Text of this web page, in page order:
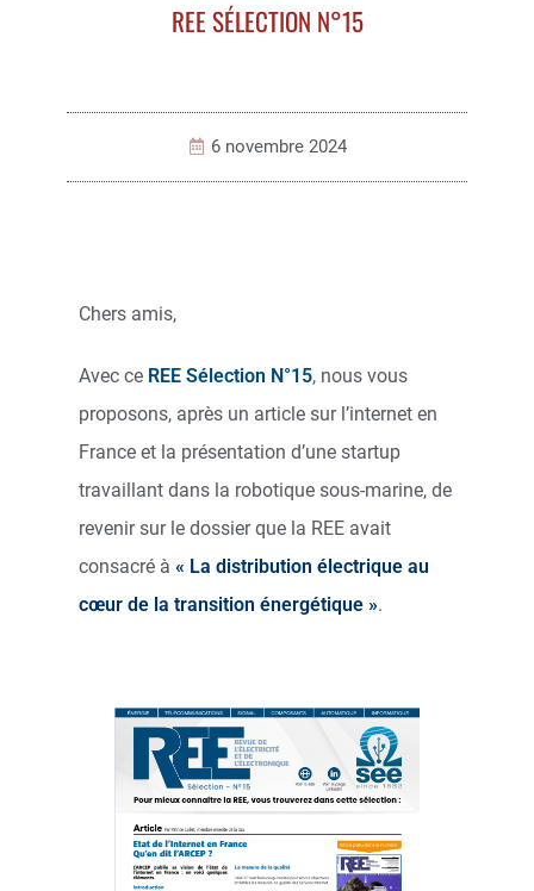
REE SÉLECTION N°15
6 novembre 2024
Chers amis,
Avec ce REE Sélection N°15, nous vous
proposons, après un article sur l’internet en
France et la présentation d’une startup
travaillant dans la robotique sous-marine, de
revenir sur le dossier que la REE avait
consacré à « La distribution électrique au
cœur de la transition énergétique ».